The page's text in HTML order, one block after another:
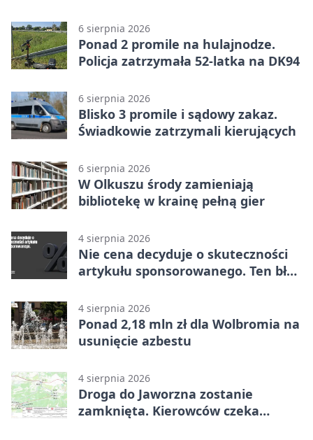
6 sierpnia 2026
Ponad 2 promile na hulajnodze.
Policja zatrzymała 52-latka na DK94
6 sierpnia 2026
Blisko 3 promile i sądowy zakaz.
Świadkowie zatrzymali kierujących
6 sierpnia 2026
W Olkuszu środy zamieniają
bibliotekę w krainę pełną gier
4 sierpnia 2026
Nie cena decyduje o skuteczności
artykułu sponsorowanego. Ten błąd
4 sierpnia 2026
Ponad 2,18 mln zł dla Wolbromia na
usunięcie azbestu
4 sierpnia 2026
Droga do Jaworzna zostanie
zamknięta. Kierowców czeka